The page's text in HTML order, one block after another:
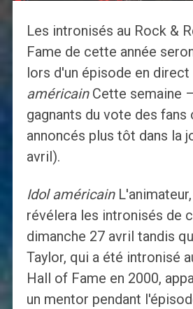
Les intronisés au Rock &
Fame de cette année
lors d'un épisode en direct
américainCette semaine
gagnants du vote des fans
annoncés plus tôt dans la
avril).
Idol américain
révélera les intronisés de
dimanche 27 avril tandis
Taylor, qui a été intronisé
Hall of Fame en 2000,
un mentor pendant